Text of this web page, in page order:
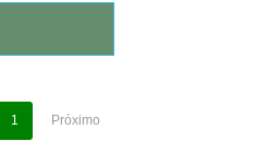
1 Próximo